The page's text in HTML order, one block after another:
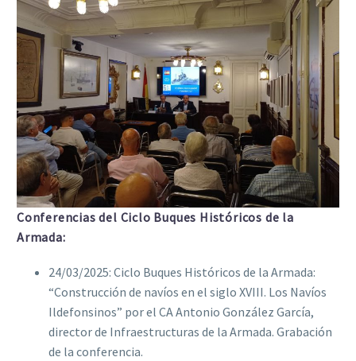
Conferencias del Ciclo Buques Históricos de la
Armada:
24/03/2025: Ciclo Buques Históricos de la Armada:
“Construcción de navíos en el siglo XVIII. Los Navíos
Ildefonsinos” por el CA Antonio González García,
director de Infraestructuras de la Armada. Grabación
de la conferencia.